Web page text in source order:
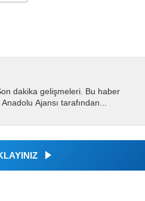
dakika gelişmeleri. Bu haber
Ajansı tarafından...